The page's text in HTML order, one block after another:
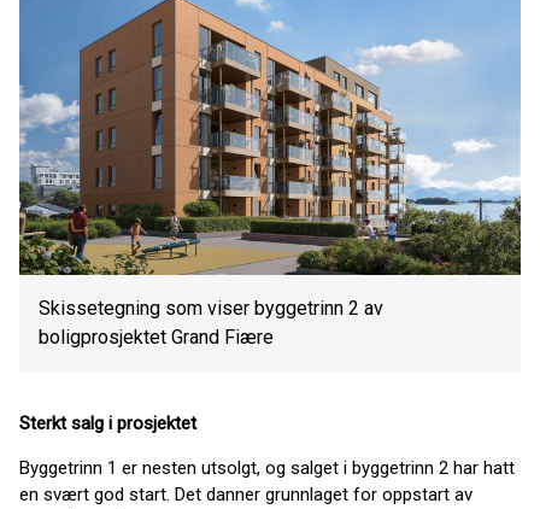
Skissetegning som viser byggetrinn 2 av
boligprosjektet Grand Fiære
Sterkt salg i prosjektet
Byggetrinn 1 er nesten utsolgt, og salget i byggetrinn 2 har hatt
en svært god start. Det danner grunnlaget for oppstart av